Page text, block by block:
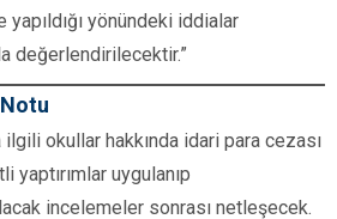
yapıldığı yönündeki iddialar
değerlendirilecektir.”
okullar hakkında idari para cezası
uygulanıp
incelemeler sonrası netleşecek.